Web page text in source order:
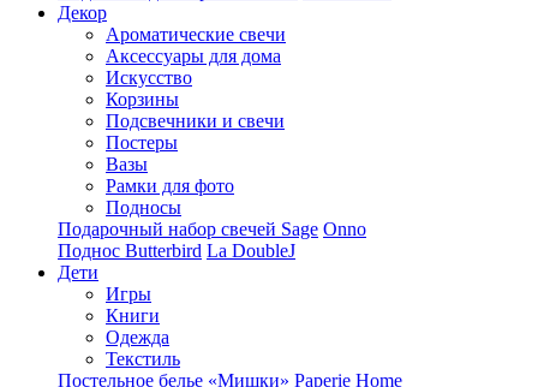
Декор
Ароматические свечи
Аксессуары для дома
Искусство
Корзины
Подсвечники и свечи
Постеры
Вазы
Рамки для фото
Подносы
Подарочный набор свечей Sage Onno
Поднос Butterbird La DoubleJ
Дети
Игры
Книги
Одежда
Текстиль
Постельное белье «Мишки» Paperie Home